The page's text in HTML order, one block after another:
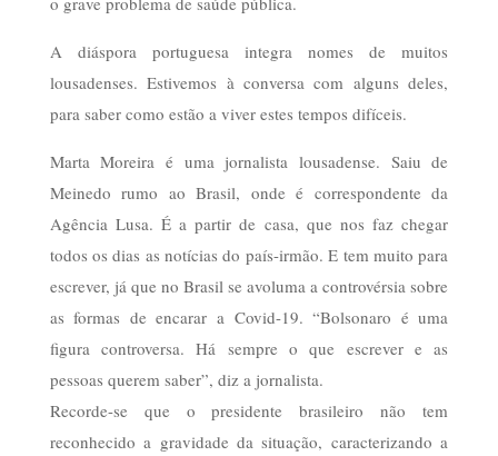
A diáspora portuguesa integra nomes de muitos
lousadenses. Estivemos à conversa com alguns deles,
para saber como estão a viver estes tempos difíceis.
Marta Moreira é uma jornalista lousadense. Saiu de
Meinedo rumo ao Brasil, onde é correspondente da
Agência Lusa. É a partir de casa, que nos faz chegar
todos os dias as notícias do país-irmão. E tem muito para
escrever, já que no Brasil se avoluma a controvérsia sobre
as formas de encarar a Covid-19. “Bolsonaro é uma
figura controversa. Há sempre o que escrever e as
pessoas querem saber”, diz a jornalista.
Recorde-se que o presidente brasileiro não tem
reconhecido a gravidade da situação, caracterizando a